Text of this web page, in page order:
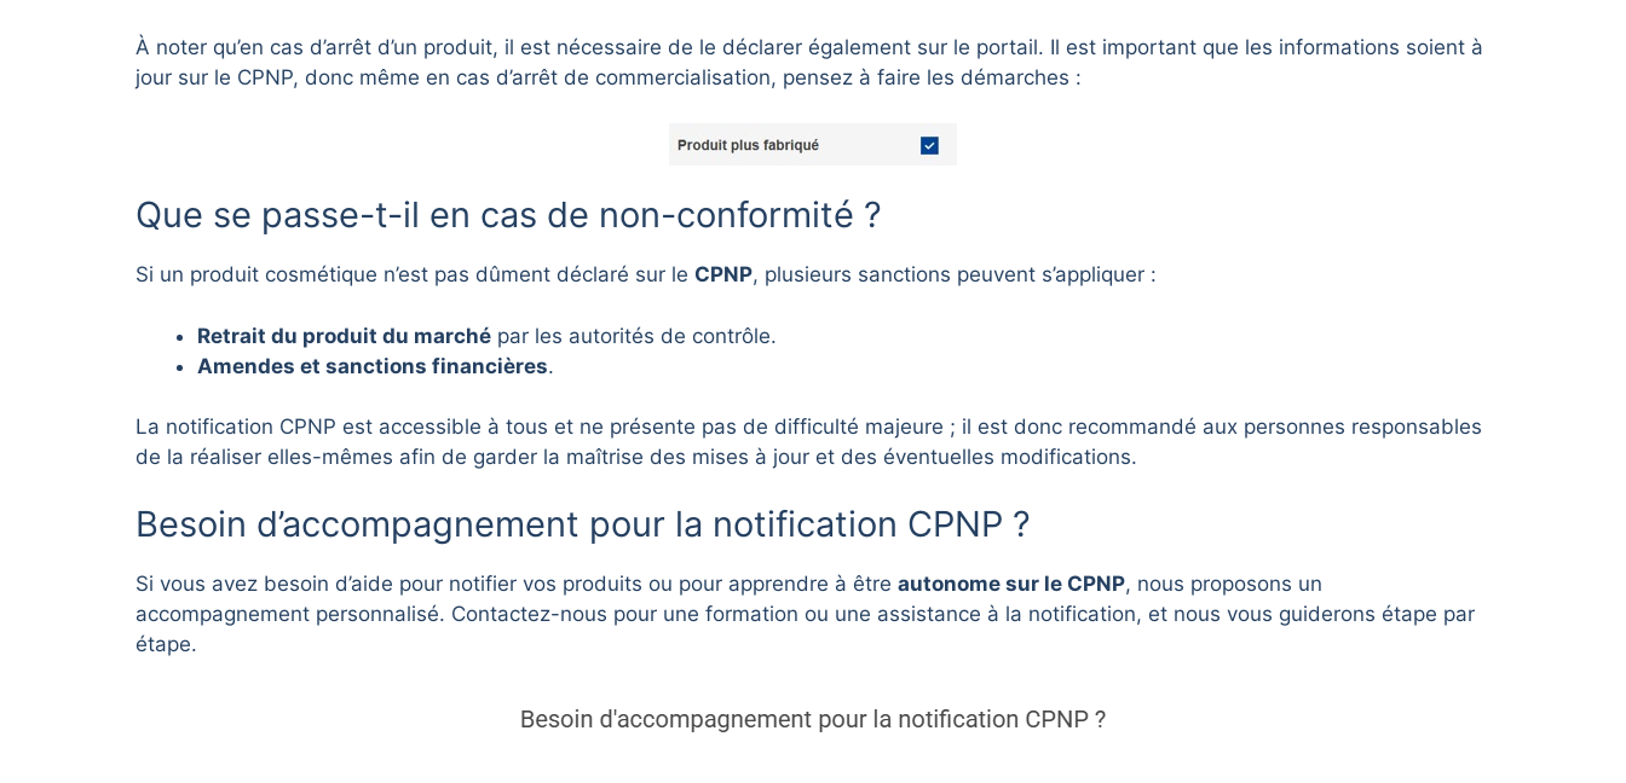
À noter qu’en cas d’arrêt d’un produit, il est nécessaire de le déclarer également sur le portail. Il est important que les informations soient à
jour sur le CPNP, donc même en cas d’arrêt de commercialisation, pensez à faire les démarches :
Que se passe-t-il en cas de non-conformité ?
Si un produit cosmétique n’est pas dûment déclaré sur le CPNP, plusieurs sanctions peuvent s’appliquer :
Retrait du produit du marché par les autorités de contrôle.
Amendes et sanctions financières.
La notification CPNP est accessible à tous et ne présente pas de difficulté majeure ; il est donc recommandé aux personnes responsables
de la réaliser elles-mêmes afin de garder la maîtrise des mises à jour et des éventuelles modifications.
Besoin d’accompagnement pour la notification CPNP ?
Si vous avez besoin d’aide pour notifier vos produits ou pour apprendre à être autonome sur le CPNP, nous proposons un
accompagnement personnalisé. Contactez-nous pour une formation ou une assistance à la notification, et nous vous guiderons étape par
étape.